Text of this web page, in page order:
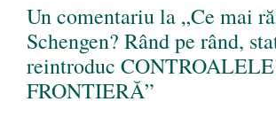
Un comentariu la „Ce mai
Schengen? Rând pe rând,
reintroduc
FRONTIERĂ”